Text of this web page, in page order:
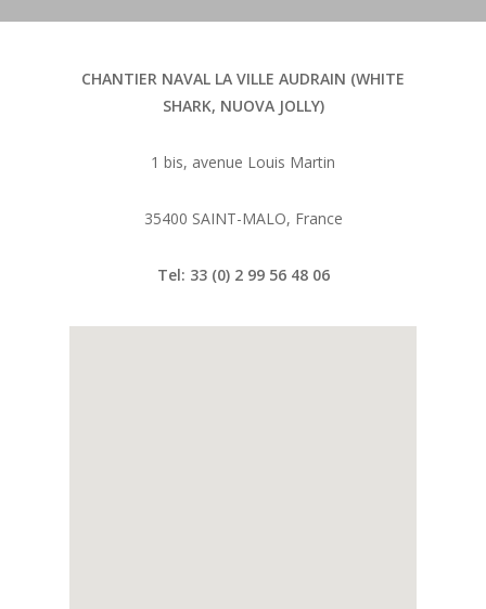
CHANTIER NAVAL LA VILLE AUDRAIN (WHITE
SHARK, NUOVA JOLLY)
1 bis, avenue Louis Martin
35400 SAINT-MALO, France
Tel: 33 (0) 2 99 56 48 06